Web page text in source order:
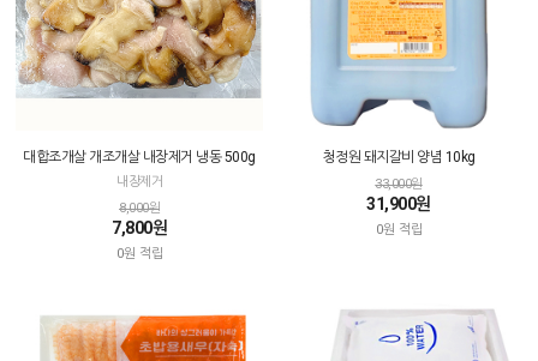
대합조개살 개조개살 내장제거 냉동 500g
내장제거
8,000원
7,800원
0원 적립
청정원 돼지갈비 양념 10kg
33,000원
31,900원
0원 적립